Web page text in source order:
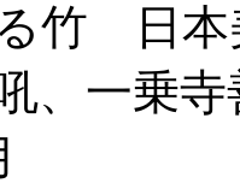
る竹 日
、一乗